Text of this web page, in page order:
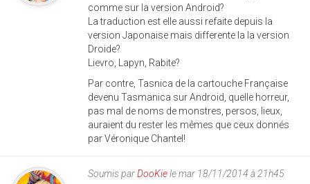
comme sur la version Android?
La traduction est elle aussi refaite depuis la
version Japonaise mais differente la la version
Droide?
Lievro, Lapyn, Rabite?
Par contre, Tasnica de la cartouche Française
devenu Tasmanica sur Android, quelle horreur,
pas mal de noms de monstres, persos, lieux,
auraient du rester les mêmes que ceux donnés
par Véronique Chantel!
Soumis parDooKiele mar 18/11/2014 à 21h45